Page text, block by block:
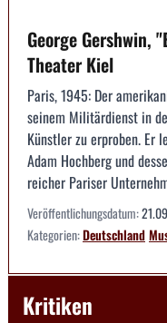
George Gershwin,
Theater Kiel
Paris, 1945: Der
seinem Militärdienst in
Künstler zu erproben. Er
Adam Hochberg und
reicher Pariser
Veröffentlichungsdatum:
Kategorien:Deutschland
Kritiken